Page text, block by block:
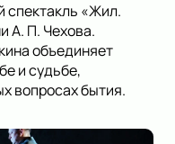
спектакль «Жил.
А. П. Чехова.
объединяет
и судьбе,
вопросах бытия.